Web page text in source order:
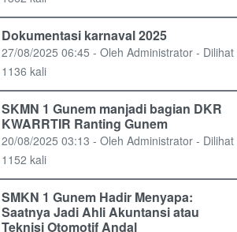
Dokumentasi karnaval 2025
27/08/2025 06:45 - Oleh Administrator - Dilihat
1136 kali
SKMN 1 Gunem manjadi bagian DKR
KWARRTIR Ranting Gunem
20/08/2025 03:13 - Oleh Administrator - Dilihat
1152 kali
SMKN 1 Gunem Hadir Menyapa:
Saatnya Jadi Ahli Akuntansi atau
Teknisi Otomotif Andal